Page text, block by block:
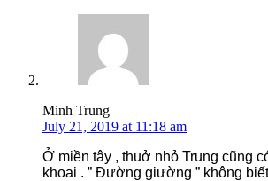
Minh Trung
July 21, 2019 at 11:18 am
Ở miền tây , thuở nhỏ Trung cũng
khoai . ” Đường giường ” không